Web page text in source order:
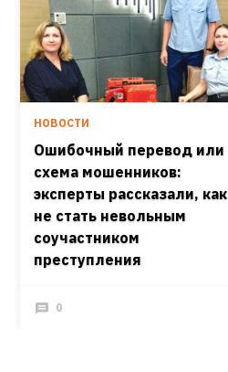
НОВОСТИ
Ошибочный перевод или
схема мошенников:
эксперты рассказали, как
не стать невольным
соучастником
преступления
0